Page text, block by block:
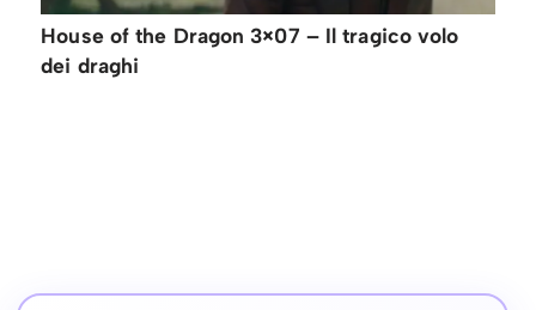
House of the Dragon 3×07 – Il tragico volo
dei draghi